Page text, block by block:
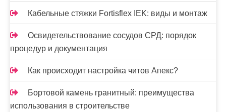
Кабельные стяжки Fortisflex IEK: виды и монтаж
Освидетельствование сосудов СРД: порядок
процедур и документация
Как происходит настройка читов Апекс?
Бортовой камень гранитный: преимущества
использования в строительстве